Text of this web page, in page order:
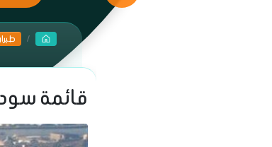
قائمة